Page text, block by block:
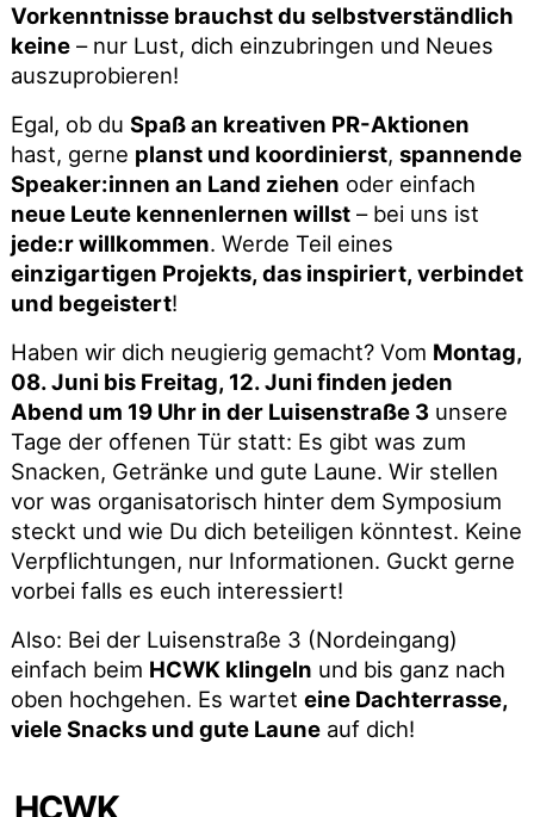
Vorkenntnisse brauchst du selbstverständlich
keine– nur Lust, dich einzubringen und Neues
auszuprobieren!
Egal, ob du Spaß an kreativen PR-Aktionen
hast, gerne planst und koordinierst, spannende
Speaker:innen an Land ziehen oder einfach
neue Leute kennenlernen willst– bei uns ist
jede:r willkommen. Werde Teil eines
einzigartigen Projekts, das inspiriert, verbindet
und begeistert!
Haben wir dich neugierig gemacht? Vom Montag,
08. Juni bis Freitag, 12. Juni finden jeden
Abend um 19 Uhr in der Luisenstraße 3unsere
Tage der offenen Tür statt: Es gibt was zum
Snacken, Getränke und gute Laune. Wir stellen
vor was organisatorisch hinter dem Symposium
steckt und wie Du dich beteiligen könntest. Keine
Verpflichtungen, nur Informationen. Guckt gerne
vorbei falls es euch interessiert!
Also: Bei der Luisenstraße 3 (Nordeingang)
einfach beim HCWK klingeln und bis ganz nach
oben hochgehen. Es wartet eine Dachterrasse,
viele Snacks und gute Launeauf dich!
HCWK